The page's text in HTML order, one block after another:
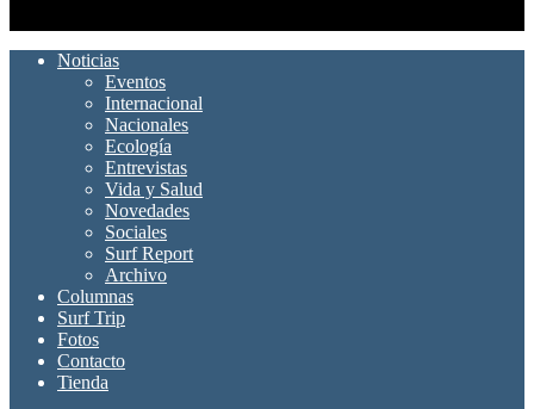
Noticias
Eventos
Internacional
Nacionales
Ecología
Entrevistas
Vida y Salud
Novedades
Sociales
Surf Report
Archivo
Columnas
Surf Trip
Fotos
Contacto
Tienda